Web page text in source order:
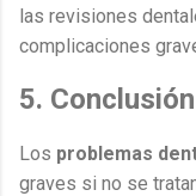
las revisiones
complicaciones
5. Conclusión
Los problemas
graves si no se